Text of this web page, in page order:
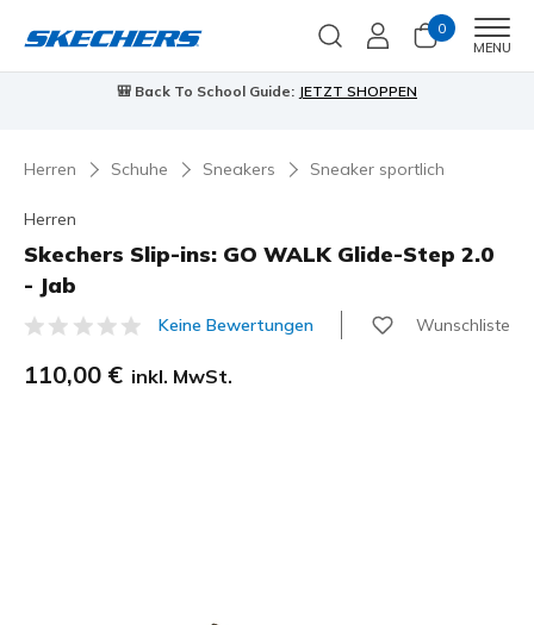
0
MENU
🎒 Back To School Guide: JETZT SHOPPEN
Herren Schuhe Sneakers Sneaker sportlich
Herren
Skechers Slip-ins: GO WALK Glide-Step 2.0
- Jab
3,7 von 5 Kundenbewertungen
Keine Bewertungen Wunschliste
110,00 € inkl. MwSt.